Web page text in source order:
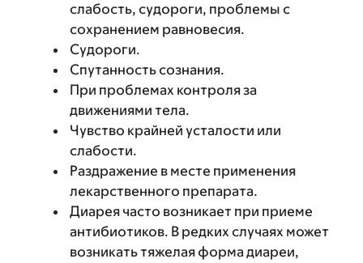
слабость, судороги, проблемы с
сохранением равновесия.
Судороги.
Спутанность сознания.
При проблемах контроля за
движениями тела.
Чувство крайней усталости или
слабости.
Раздражение в месте применения
лекарственного препарата.
Диарея часто возникает при приеме
антибиотиков. В редких случаях может
возникать тяжелая форма диареи,